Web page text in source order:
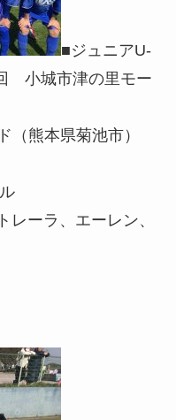
■ジュニアU-
小城市津の里モー
（熊本県菊池市）
ーラ、エーレン、